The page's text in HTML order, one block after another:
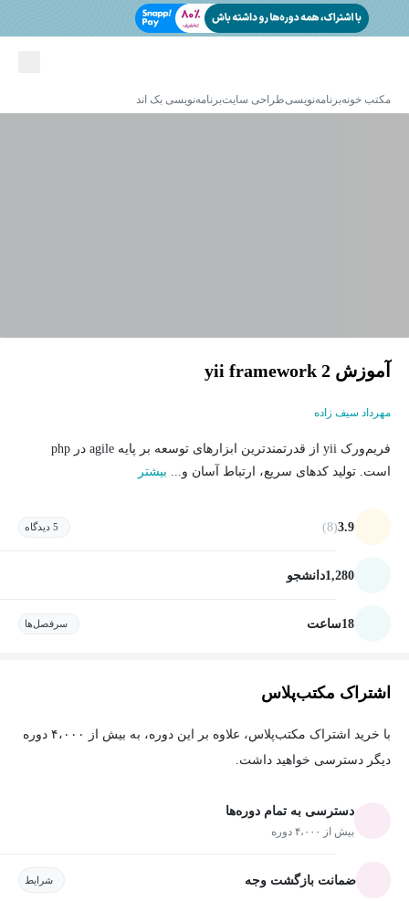
مکتب خونهبرنامه‌نویسیطراحی سایتبرنامه‌نویسی بک اند
آموزش yii framework 2
مهرداد سیف زاده
فریم‌ورک yii از قدرتمندترین ابزارهای توسعه بر پایه agile در php
است. تولید کدهای سریع، ارتباط آسان و... بیشتر
3.9
(8) 5 دیدگاه
1,280دانشجو
18ساعت سرفصل‌ها
اشتراک مکتب‌پلاس
با خرید اشتراک مکتب‌پلاس، علاوه بر این دوره، به بیش از ۴،۰۰۰ دوره
دیگر دسترسی خواهید داشت.
دسترسی به تمام دوره‌ها
بیش از ۴،۰۰۰ دوره
ضمانت بازگشت وجه شرایط